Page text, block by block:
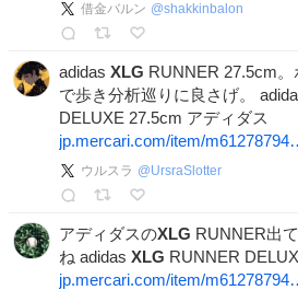
借金バルン @shakkinbalon
adidas XLG RUNNER 27.5cm
で歩き分析巡りに良さげ。
DELUXE 27.5cm アディダス
jp.mercari.com/item/
ウルスラ @UrsraSlotter
アディダスのXLG RUNNER出
ね adidas XLG RUNNER
jp.mercari.com/item/